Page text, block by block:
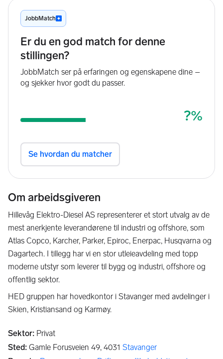
Om arbeidsgiveren
Hillevåg Elektro-Diesel AS representerer et stort utvalg av de
mest anerkjente leverandørene til industri og offshore, som
Atlas Copco, Karcher, Parker, Epiroc, Enerpac, Husqvarna og
Dagartech. I tillegg har vi en stor utleieavdeling med topp
moderne utstyr som leverer til bygg og industri, offshore og
offentlig sektor.
HED gruppen har hovedkontor i Stavanger med avdelinger i
Skien, Kristiansand og Karmøy.
Sektor: Privat
Sted: Gamle Forusveien 49, 4031 Stavanger